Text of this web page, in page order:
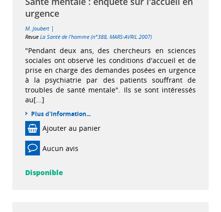
urgence
M. Joubert |
Revue La Santé de l'homme (n°388, MARS-AVRIL 2007)
"Pendant deux ans, des chercheurs en sciences
sociales ont observé les conditions d'accueil et de
prise en charge des demandes posées en urgence
à la psychiatrie par des patients souffrant de
troubles de santé mentale". Ils se sont intéressés
au[...]
Plus d'information...
Ajouter au panier
Aucun avis
Disponible